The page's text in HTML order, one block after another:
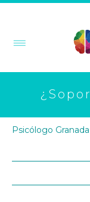
Psicólogo Granada